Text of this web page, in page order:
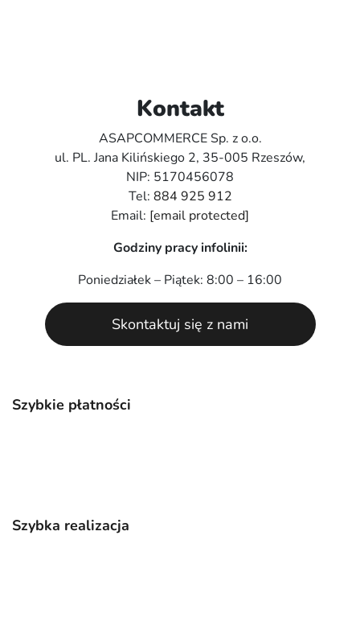
Szybkie płatności
Szybka realizacja
Kontakt
ASAPCOMMERCE Sp. z o.o.
ul. PL. Jana Kilińskiego 2, 35-005 Rzeszów,
NIP: 5170456078
Tel: 884 925 912
Email: [email protected]
Godziny pracy infolinii:
Poniedziałek – Piątek: 8:00 – 16:00
Skontaktuj się z nami